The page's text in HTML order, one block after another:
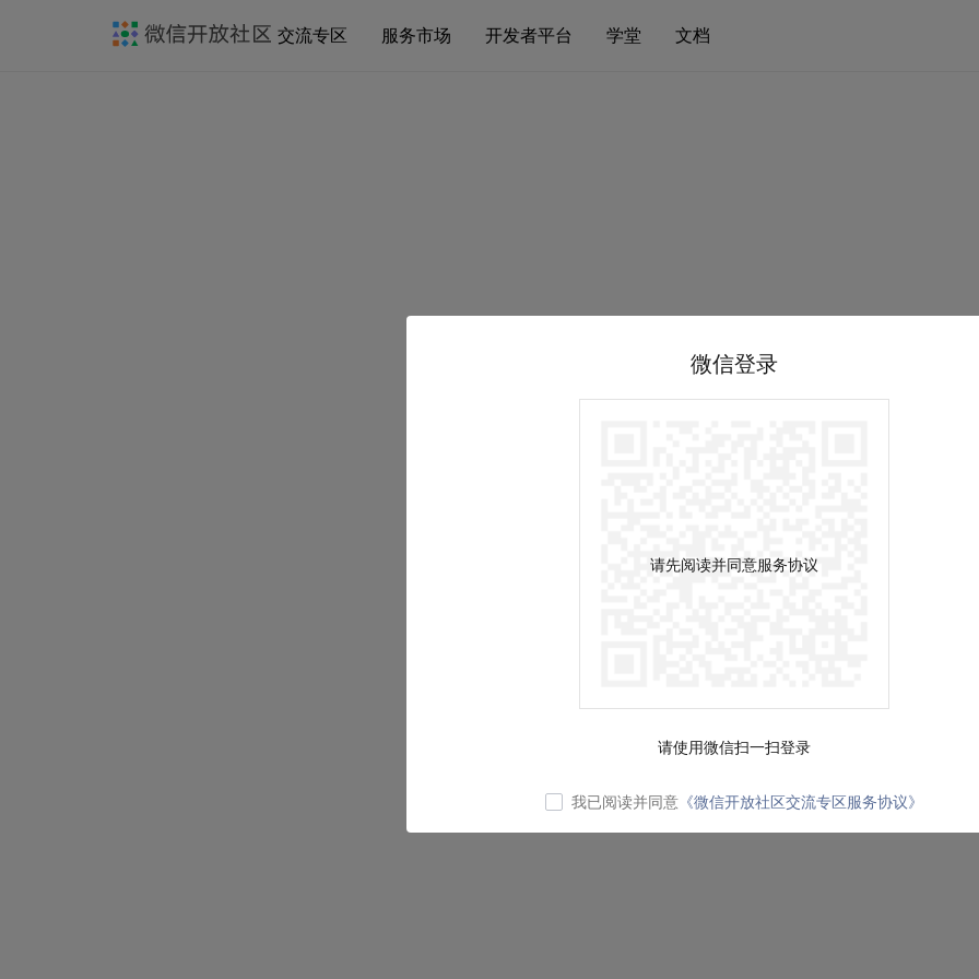
交流专区 服务市场 开发者平台 学堂 文档
微信登录
请先阅读并同意服务协议
请使用微信扫一扫登录
我已阅读并同意 《微信开放社区交流专区服务协议》